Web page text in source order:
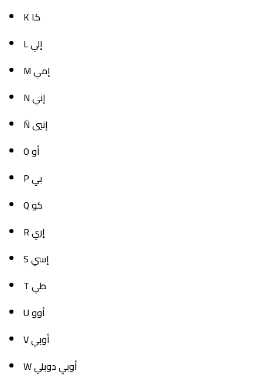
K كا
L إلي
M إمي
N إني
Ñ إنيي
O أو
P بي
Q كو
R إري
S إسي
T طي
U أوو
V أوبي
W أوبي دوبلي